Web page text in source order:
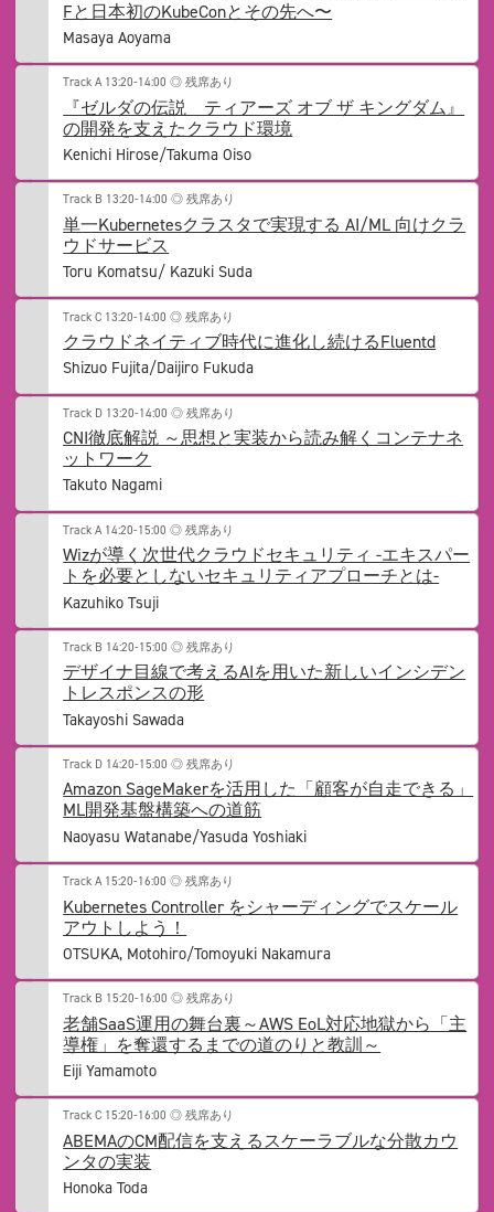
Fと日本初のKubeConとその先へ〜
Masaya Aoyama
Track A 13:20-14:00◎ 残席あり
『ゼルダの伝説 ティアーズ オブ ザ キングダム』
の開発を支えたクラウド環境
Kenichi Hirose/Takuma Oiso
Track B 13:20-14:00◎ 残席あり
単一Kubernetesクラスタで実現する AI/ML 向けクラ
ウドサービス
Toru Komatsu/ Kazuki Suda
Track C 13:20-14:00◎ 残席あり
クラウドネイティブ時代に進化し続けるFluentd
Shizuo Fujita/Daijiro Fukuda
Track D 13:20-14:00◎ 残席あり
CNI徹底解説 ～思想と実装から読み解くコンテナネ
ットワーク
Takuto Nagami
Track A 14:20-15:00◎ 残席あり
Wizが導く次世代クラウドセキュリティ -エキスパー
トを必要としないセキュリティアプローチとは-
Kazuhiko Tsuji
Track B 14:20-15:00◎ 残席あり
デザイナ目線で考えるAIを用いた新しいインシデン
トレスポンスの形
Takayoshi Sawada
Track D 14:20-15:00◎ 残席あり
Amazon SageMakerを活用した「顧客が自走できる」
ML開発基盤構築への道筋
Naoyasu Watanabe/Yasuda Yoshiaki
Track A 15:20-16:00◎ 残席あり
Kubernetes Controller をシャーディングでスケール
アウトしよう！
OTSUKA, Motohiro/Tomoyuki Nakamura
Track B 15:20-16:00◎ 残席あり
老舗SaaS運用の舞台裏～AWS EoL対応地獄から「主
導権」を奪還するまでの道のりと教訓～
Eiji Yamamoto
Track C 15:20-16:00◎ 残席あり
ABEMAのCM配信を支えるスケーラブルな分散カウ
ンタの実装
Honoka Toda